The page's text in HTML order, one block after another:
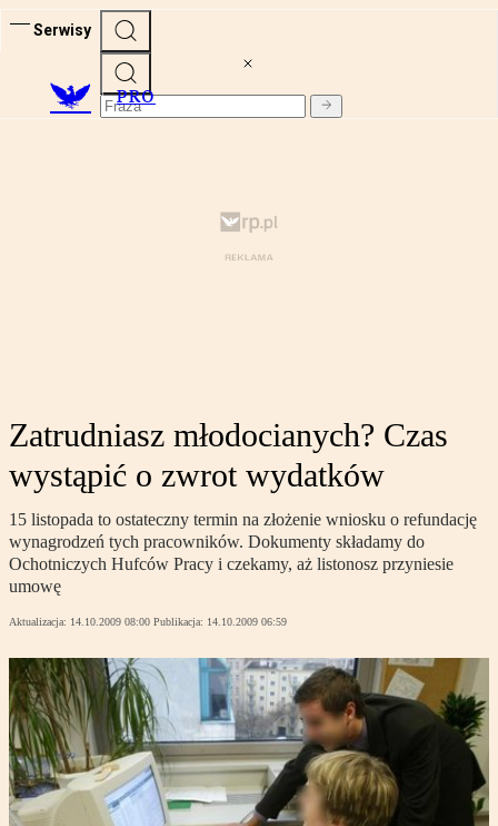
Serwisy
PRO
Zatrudniasz młodocianych? Czas
wystąpić o zwrot wydatków
15 listopada to ostateczny termin na złożenie wniosku o refundację
wynagrodzeń tych pracowników. Dokumenty składamy do
Ochotniczych Hufców Pracy i czekamy, aż listonosz przyniesie
umowę
Aktualizacja: 14.10.2009 08:00 Publikacja: 14.10.2009 06:59